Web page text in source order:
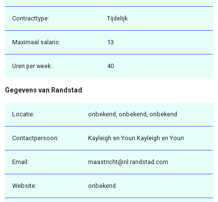
Contracttype: Tijdelijk
Maximaal salaris: 13
Uren per week: 40
Gegevens van Randstad
Locatie: onbekend, onbekend, onbekend
Contactpersoon: Kayleigh en Youri Kayleigh en Youri
Email: maastricht@nl.randstad.com
Website: onbekend